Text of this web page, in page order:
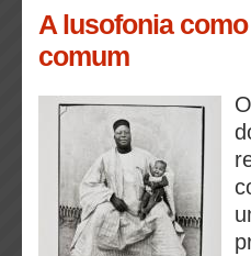
A lusofonia
comum